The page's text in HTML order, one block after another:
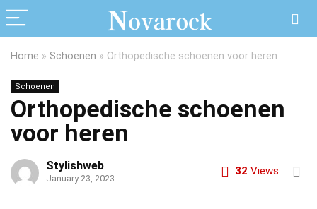
Home » Schoenen » Orthopedische schoenen voor heren
Schoenen
Orthopedische schoenen
voor heren
Stylishweb
January 23, 2023
32 Views